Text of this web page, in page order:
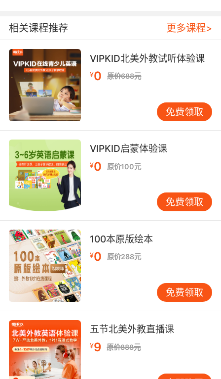
相关课程推荐 更多课程>
VIPKID北美外教试听体验课
¥0 原价688元
免费领取
VIPKID启蒙体验课
¥0 原价100元
免费领取
100本原版绘本
¥0 原价288元
免费领取
五节北美外教直播课
¥9 原价888元